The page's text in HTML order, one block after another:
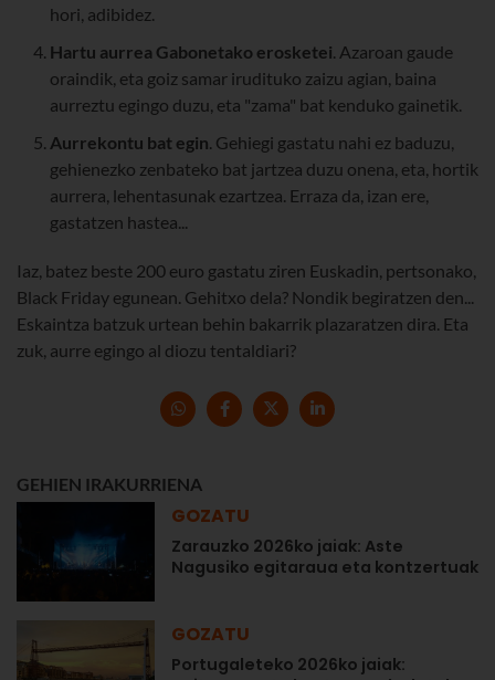
hori, adibidez.
Hartu aurrea Gabonetako erosketei . Azaroan gaude
oraindik, eta goiz samar irudituko zaizu agian, baina
aurreztu egingo duzu, eta "zama" bat kenduko gainetik.
Aurrekontu bat egin . Gehiegi gastatu nahi ez baduzu,
gehienezko zenbateko bat jartzea duzu onena, eta, hortik
aurrera, lehentasunak ezartzea. Erraza da, izan ere,
gastatzen hastea...
Iaz, batez beste 200 euro gastatu ziren Euskadin, pertsonako,
Black Friday egunean. Gehitxo dela? Nondik begiratzen den...
Eskaintza batzuk urtean behin bakarrik plazaratzen dira. Eta
zuk, aurre egingo al diozu tentaldiari?
GEHIEN IRAKURRIENA
GOZATU
Zarauzko 2026ko jaiak: Aste
Nagusiko egitaraua eta kontzertuak
GOZATU
Portugaleteko 2026ko jaiak: